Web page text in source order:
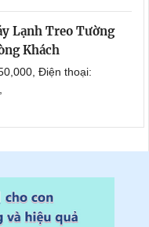
Lạnh Treo Tường
Khách
Điện thoại: